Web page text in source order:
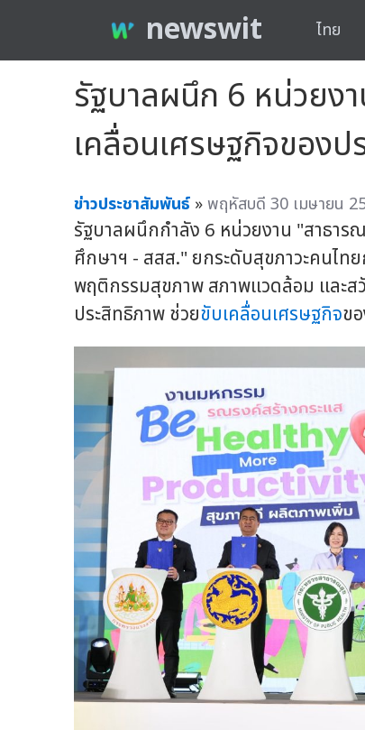
newswit ไทย
รัฐบาลผนึก 6 หน่วยง
เคลื่อนเศรษฐกิจของป
ข่าวประชาสัมพันธ์ »พฤหัสบดี 30 เมษายน
รัฐบาลผนึกกำลัง 6 หน่วยงาน "สาธาร
ศึกษาฯ - สสส." ยกระดับสุขภาวะคนไ
พฤติกรรมสุขภาพ สภาพแวดล้อม และส
ประสิทธิภาพ ช่วยขับเคลื่อนเศรษฐกิจข